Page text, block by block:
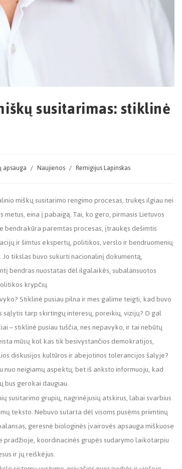
susitarimas: stiklinė
/ Naujienos / Remigijus Lapinskas
miškų susitarimo rengimo procesas, trukęs ilgiau nei
metus, eina į pabaigą. Tai, ko gero, pirmasis Lietuvos
bendrakūra paremtas procesas, įtraukęs dešimtis
ir šimtus ekspertų, politikos, verslo ir bendruomenių
tikslas buvo sukurti nacionalinį dokumentą,
bendras nuostatas dėl ilgalaikės, subalansuotos
krypčių.
Stiklinė pusiau pilna ir mes galime teigti, kad buvo
sąlytis tarp skirtingų interesų, poreikių, vizijų? O gal
– stiklinė pusiau tuščia, nes nepavyko, ir tai nebūtų
mūsų kol kas tik besivystančios demokratijos,
diskusijos kultūros ir abejotinos tolerancijos šalyje?
nuo neigiamų aspektų, bet iš anksto informuoju, kad
bus gerokai daugiau.
susitarimo grupių, nagrinėjusių atskirus, labai svarbius
teksto. Nebuvo sutarta dėl visoms pusėms priimtinų
geresnė biologinės įvairovės apsauga miškuose
koordinacinės grupės sudarymo laikotarpiu
ir jų reiškėjus.